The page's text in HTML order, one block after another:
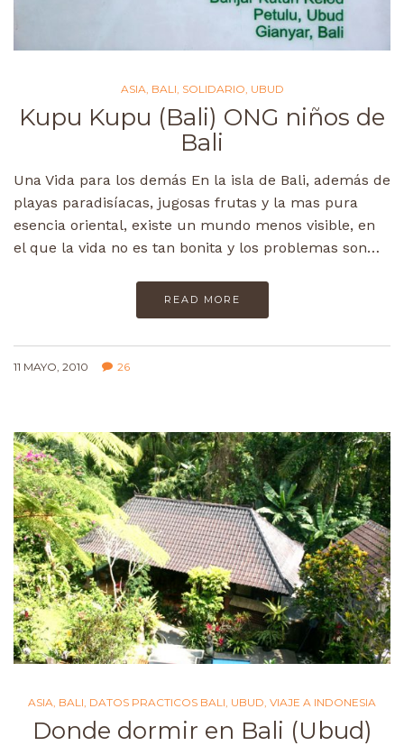
ASIA, BALI, SOLIDARIO, UBUD
Kupu Kupu (Bali) ONG niños de
Bali
Una Vida para los demás En la isla de Bali, además de
playas paradisíacas, jugosas frutas y la mas pura
esencia oriental, existe un mundo menos visible, en
el que la vida no es tan bonita y los problemas son…
READ MORE
11 MAYO, 2010 26
ASIA, BALI, DATOS PRACTICOS BALI, UBUD, VIAJE A INDONESIA
Donde dormir en Bali (Ubud)